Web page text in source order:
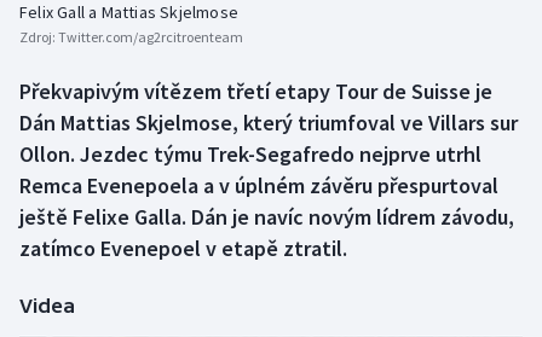
Curling
Cyklistika
Dostihy
Florbal
Futsal
Golf
Felix Gall a Mattias Skjelmose
Zdroj: Twitter.com/ag2rcitroenteam
Překvapivým vítězem třetí etapy Tour de Suisse je
Dán Mattias Skjelmose, který triumfoval ve Villars sur
Ollon. Jezdec týmu Trek-Segafredo nejprve utrhl
Remca Evenepoela a v úplném závěru přespurtoval
ještě Felixe Galla. Dán je navíc novým lídrem závodu,
zatímco Evenepoel v etapě ztratil.
Videa